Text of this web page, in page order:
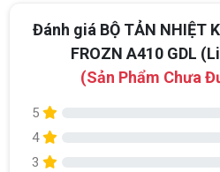
Đánh giá BỘ TẢN NHIỆT
FROZN A410 GDL
(Sản Phẩm Chưa
5
4
3